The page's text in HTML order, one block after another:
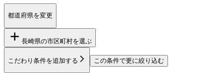
都道府県を変更
長崎県の市区町村を選ぶ
こだわり条件を追加する この条件で更に絞り込む